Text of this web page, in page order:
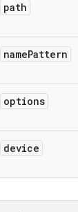
path
namePattern
options
device